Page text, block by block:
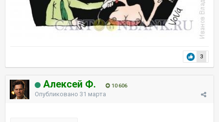
3
Алексей Ф. 10 606
Опубликовано 31 марта